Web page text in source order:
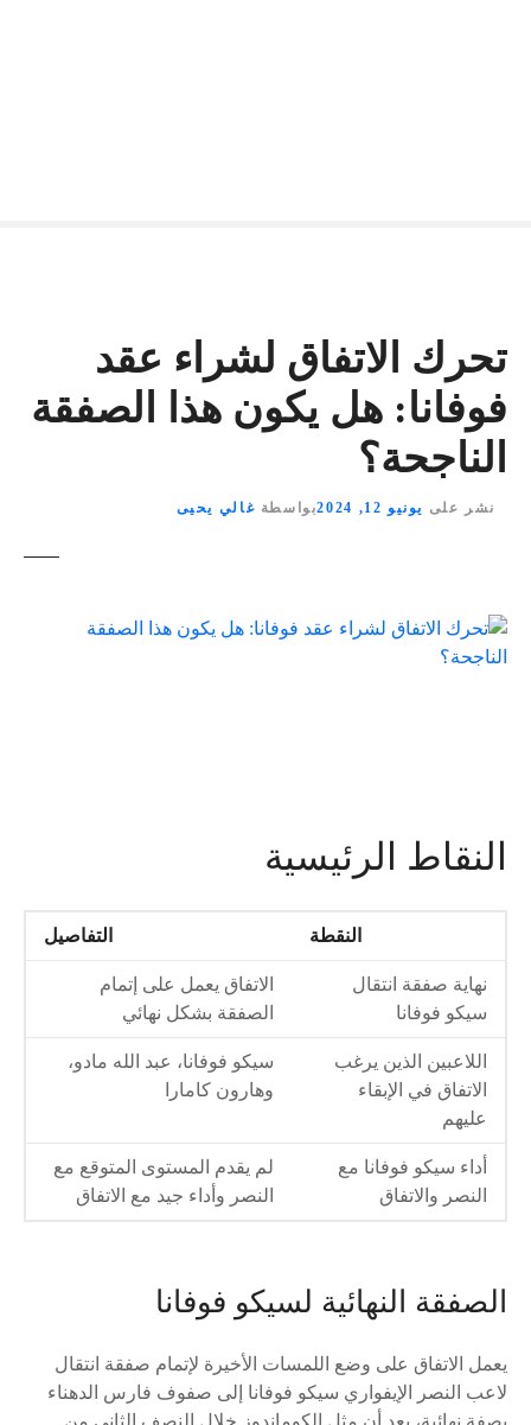
تحرك الاتفاق لشراء عقد
فوفانا: هل يكون هذا الصفقة
الناجحة؟
نشر على يونيو 12, 2024 بواسطة غالي يحيى
النقاط الرئيسية
النقطة التفاصيل
نهاية صفقة انتقال
سيكو فوفانا
الاتفاق يعمل على إتمام
الصفقة بشكل نهائي
اللاعبين الذين يرغب
الاتفاق في الإبقاء
عليهم
سيكو فوفانا، عبد الله مادو،
وهارون كامارا
أداء سيكو فوفانا مع
النصر والاتفاق
لم يقدم المستوى المتوقع مع
النصر وأداء جيد مع الاتفاق
الصفقة النهائية لسيكو فوفانا
يعمل الاتفاق على وضع اللمسات الأخيرة لإتمام صفقة انتقال
لاعب النصر الإيفواري سيكو فوفانا إلى صفوف فارس الدهناء
بصفة نهائية، بعد أن مثل الكوماندوز خلال النصف الثاني من